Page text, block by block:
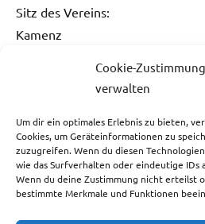
Cookie-Zustimmung
verwalten
Um dir ein optimales Erlebnis zu bieten,
Cookies, um Geräteinformationen zu
zuzugreifen. Wenn du diesen
wie das Surfverhalten oder eindeutige
Wenn du deine Zustimmung nicht erteilst
bestimmte Merkmale und Funktionen
Sitz des Vereins:
Kamenz
Fon: 0151 / 5061 1482
Fax: 03578 / 3736 731
E-Mail:info@sg-kamenz.de
Bankverbindung:
Ostsächsische Sparkasse Dresden